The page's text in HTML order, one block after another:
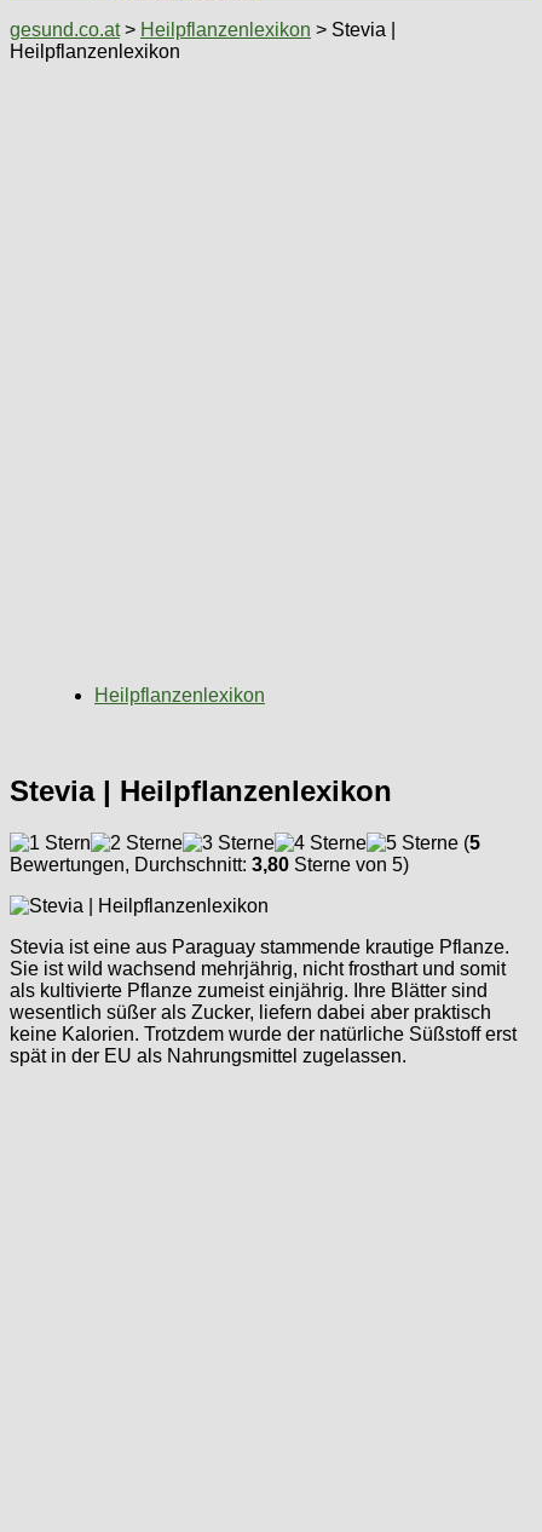
gesund.co.at> Heilpflanzenlexikon > Stevia |
Heilpflanzenlexikon
Heilpflanzenlexikon
Stevia | Heilpflanzenlexikon
(5
Bewertungen, Durchschnitt: 3,80 Sterne von 5)
Stevia ist eine aus Paraguay stammende krautige Pflanze.
Sie ist wild wachsend mehrjährig, nicht frosthart und somit
als kultivierte Pflanze zumeist einjährig. Ihre Blätter sind
wesentlich süßer als Zucker, liefern dabei aber praktisch
keine Kalorien. Trotzdem wurde der natürliche Süßstoff erst
spät in der EU als Nahrungsmittel zugelassen.